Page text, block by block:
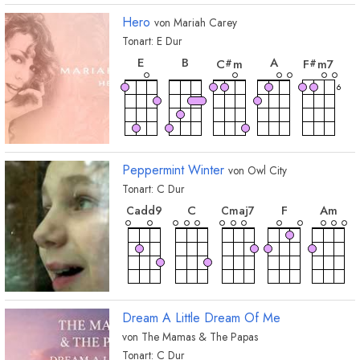
C# D#7 G#7 C#7
Hero von Mariah Carey
Tonart: E Dur
E
akkord
B
C#m
A
F#m7
6
Bsus4
akkord
Dsus2
akkord
C
akkord
G
akkord
D
Em
akkord
Peppermint Winter von Owl City
Tonart: C Dur
Cadd9
akkord
C Cmaj7 F
Am
G
akkord
D
akkord
Em
akkord
Dm
akkord
A
Dream A Little Dream Of Me
von The Mamas & The Papas
Tonart: C Dur